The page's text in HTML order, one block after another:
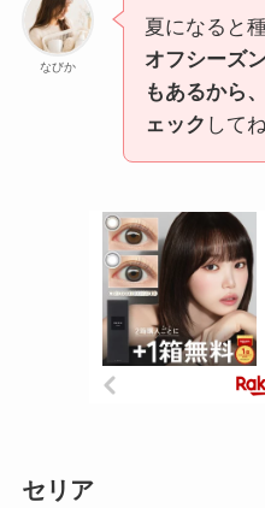
なびか
夏になると
オフシーズ
もあるから
ェック して
セリア